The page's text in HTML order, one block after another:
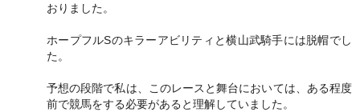
おりました。
ホープフルSのキラーアビリティと横山武騎手には脱帽でし
た。
予想の段階で私は、このレースと舞台においては、ある程度
前で競馬をする必要があると理解していました。